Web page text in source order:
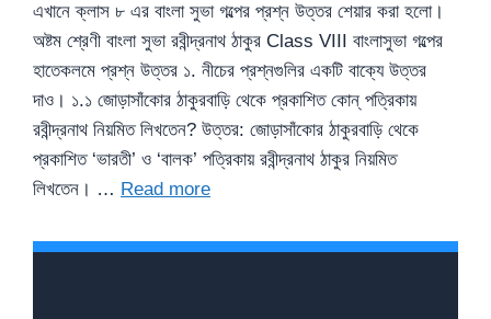
এখানে ক্লাস ৮ এর বাংলা সুভা গল্পের প্রশ্ন উত্তর শেয়ার করা হলো।
অষ্টম শ্রেণী বাংলা সুভা রবীন্দ্রনাথ ঠাকুর Class VIII বাংলাসুভা গল্পের
হাতেকলমে প্রশ্ন উত্তর ১. নীচের প্রশ্নগুলির একটি বাক্যে উত্তর
দাও। ১.১ জোড়াসাঁকোর ঠাকুরবাড়ি থেকে প্রকাশিত কোন্ পত্রিকায়
রবীন্দ্রনাথ নিয়মিত লিখতেন? উত্তর: জোড়াসাঁকোর ঠাকুরবাড়ি থেকে
প্রকাশিত ‘ভারতী’ ও ‘বালক’ পত্রিকায় রবীন্দ্রনাথ ঠাকুর নিয়মিত
লিখতেন। … Read more